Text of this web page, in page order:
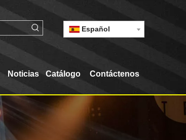
Español
Noticias Catálogo Contáctenos